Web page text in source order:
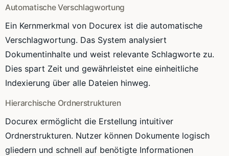
Automatische Verschlagwortung
Ein Kernmerkmal von Docurex ist die automatische
Verschlagwortung. Das System analysiert
Dokumentinhalte und weist relevante Schlagworte zu.
Dies spart Zeit und gewährleistet eine einheitliche
Indexierung über alle Dateien hinweg.
Hierarchische Ordnerstrukturen
Docurex ermöglicht die Erstellung intuitiver
Ordnerstrukturen. Nutzer können Dokumente logisch
gliedern und schnell auf benötigte Informationen